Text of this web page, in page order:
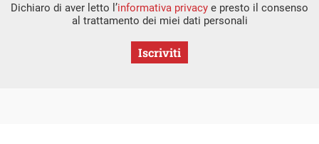
Dichiaro di aver letto l’informativa privacy e presto il consenso
al trattamento dei miei dati personali
Iscriviti